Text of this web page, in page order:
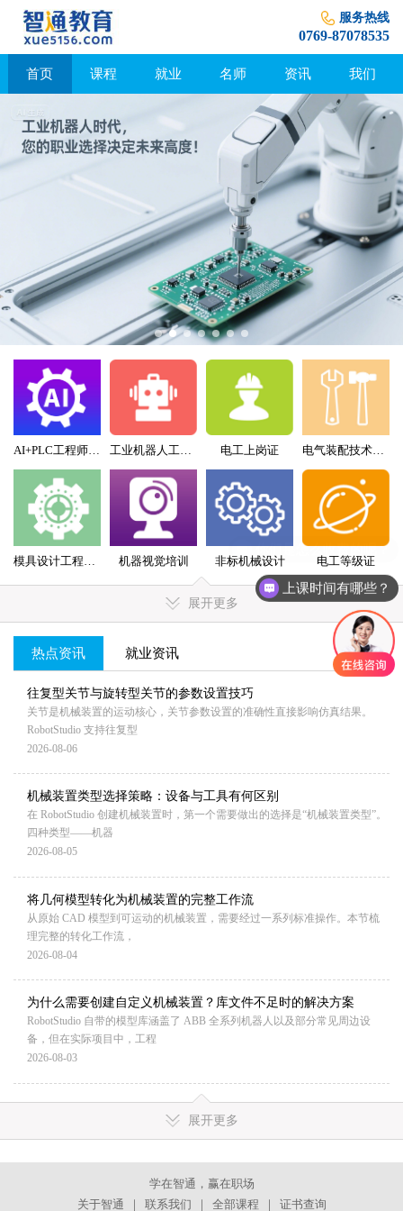
服务热线
0769-87078535
首页 课程 就业 名师 资讯 我们
AI+PLC工程师实战班 工业机器人工程师班 电工上岗证 电气装配技术员（配盘）特训班
机器视觉培训 非标机械设计 电工等级证
展开更多
MORE+
热点资讯 就业资讯
往复型关节与旋转型关节的参数设置技巧
关节是机械装置的运动核心，关节参数设置的准确性直接影响仿真结果。
RobotStudio 支持往复型
2026-08-06
机械装置类型选择策略：设备与工具有何区别
在 RobotStudio 创建机械装置时，第一个需要做出的选择是“机械装置类型”。
四种类型——机器
2026-08-05
将几何模型转化为机械装置的完整工作流
从原始 CAD 模型到可运动的机械装置，需要经过一系列标准操作。本节梳
理完整的转化工作流，
2026-08-04
为什么需要创建自定义机械装置？库文件不足时的解决方案
RobotStudio 自带的模型库涵盖了 ABB 全系列机器人以及部分常见周边设
备，但在实际项目中，工程
2026-08-03
展开更多
学在智通，赢在职场
关于智通
｜ 联系我们 ｜ 全部课程 ｜ 证书查询
上课时间有哪些？
×